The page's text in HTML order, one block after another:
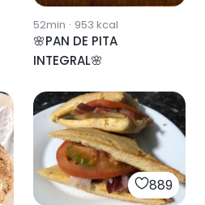
52min · 953 kcal
🌸PAN DE PITA
INTEGRAL🌸
889